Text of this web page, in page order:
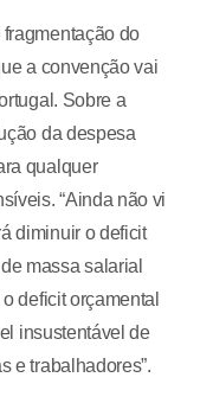
do
a convenção vai
Sobre a
da despesa
qualquer
“Ainda não vi
diminuir o deficit
massa salarial
deficit orçamental
insustentável de
e trabalhadores”.